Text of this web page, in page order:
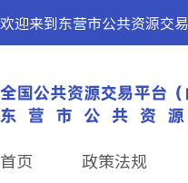
欢迎来到东营市公共资源交易
首页 政策法规